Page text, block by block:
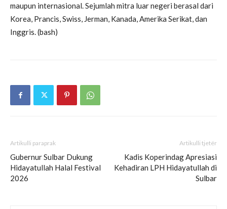
maupun internasional. Sejumlah mitra luar negeri berasal dari
Korea, Prancis, Swiss, Jerman, Kanada, Amerika Serikat, dan
Inggris. (bash)
Artikulli paraprak
Gubernur Sulbar Dukung
Hidayatullah Halal Festival
2026
Artikulli tjetër
Kadis Koperindag Apresiasi
Kehadiran LPH Hidayatullah di
Sulbar